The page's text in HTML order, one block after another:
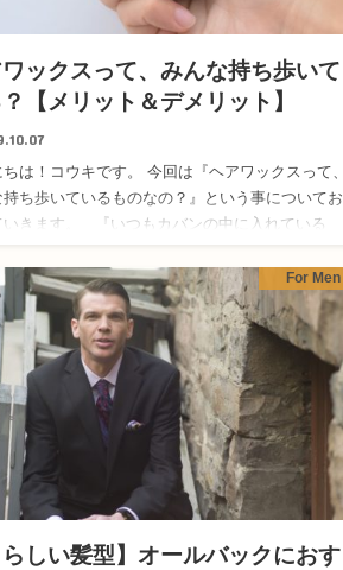
ックスって、みんな持ち歩いて
【メリット＆デメリット】
ちは！コウキです。 今回は『ヘアワックスって、
持ち歩いているものなの？』という事についてお
いきます。 『いつもカバンの中に入れている
For Men
らしい髪型】オールバックにおす